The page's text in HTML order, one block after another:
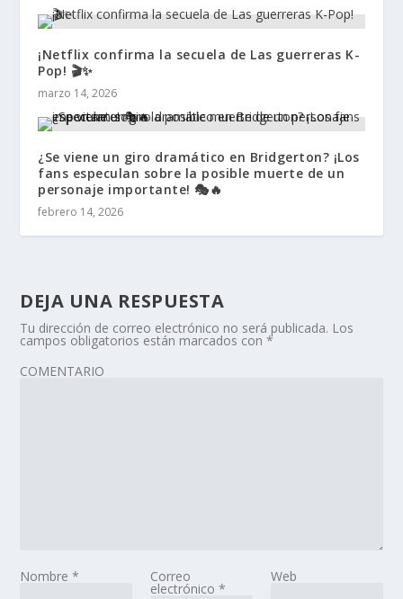
¡Netflix confirma la secuela de Las guerreras K-
Pop! 🎬✨
marzo 14, 2026
¿Se viene un giro dramático en Bridgerton? ¡Los
fans especulan sobre la posible muerte de un
personaje importante! 🎭🔥
febrero 14, 2026
DEJA UNA RESPUESTA
Tu dirección de correo electrónico no será publicada. Los
campos obligatorios están marcados con*
COMENTARIO
Nombre* Correo
electrónico *
Web